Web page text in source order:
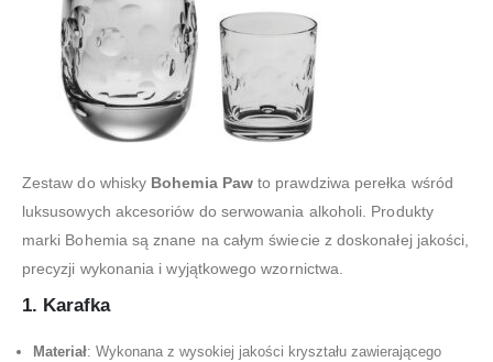
Zestaw do whisky Bohemia Pawto prawdziwa perełka wśród
luksusowych akcesoriów do serwowania alkoholi. Produkty
marki Bohemia są znane na całym świecie z doskonałej jakości,
precyzji wykonania i wyjątkowego wzornictwa.
1. Karafka
Materiał: Wykonana z wysokiej jakości kryształu zawierającego